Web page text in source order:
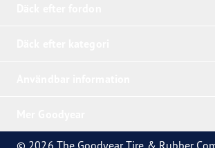
© 2026 The Goodyear Tire & Rubber